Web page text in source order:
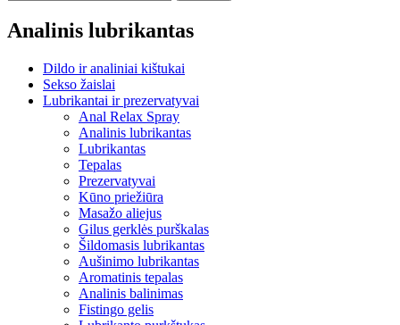
Analinis lubrikantas
Dildo ir analiniai kištukai
Sekso žaislai
Lubrikantai ir prezervatyvai
Anal Relax Spray
Analinis lubrikantas
Lubrikantas
Tepalas
Prezervatyvai
Kūno priežiūra
Masažo aliejus
Gilus gerklės purškalas
Šildomasis lubrikantas
Aušinimo lubrikantas
Aromatinis tepalas
Analinis balinimas
Fistingo gelis